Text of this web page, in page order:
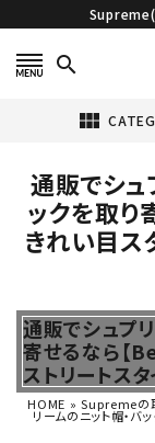
search
view_module
search
表示する商品はあ
NEW ITEMS
通販でシュ
ックを取り
きれい目ス
通販でシュプ
寄せるなら【
ストリートス
HOME »Supremeの
リームのニット帽・バ